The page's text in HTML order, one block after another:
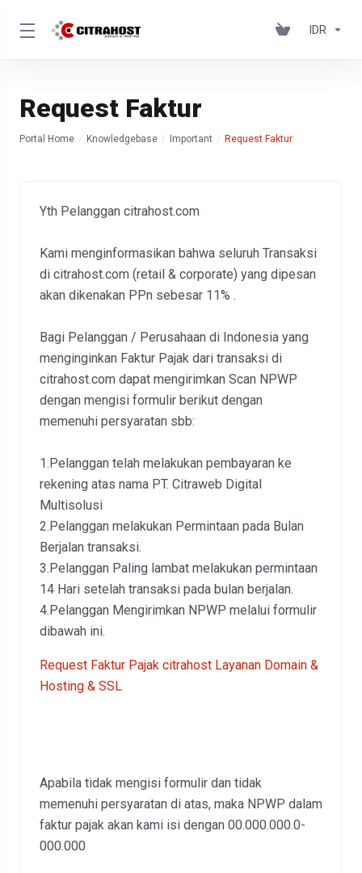
IDR
Request Faktur
Portal Home Knowledgebase Important Request Faktur
Yth Pelanggan citrahost.com
Kami menginformasikan bahwa seluruh Transaksi
di citrahost.com (retail & corporate) yang dipesan
akan dikenakan PPn sebesar 11% .
Bagi Pelanggan / Perusahaan di Indonesia yang
menginginkan Faktur Pajak dari transaksi di
citrahost.com dapat mengirimkan Scan NPWP
dengan mengisi formulir berikut dengan
memenuhi persyaratan sbb:
1.Pelanggan telah melakukan pembayaran ke
rekening atas nama PT. Citraweb Digital
Multisolusi
2.Pelanggan melakukan Permintaan pada Bulan
Berjalan transaksi.
3.Pelanggan Paling lambat melakukan permintaan
14 Hari setelah transaksi pada bulan berjalan.
4.Pelanggan Mengirimkan NPWP melalui formulir
dibawah ini.
Request Faktur Pajak citrahost Layanan Domain &
Hosting & SSL
Apabila tidak mengisi formulir dan tidak
memenuhi persyaratan di atas, maka NPWP dalam
faktur pajak akan kami isi dengan 00.000.000.0-
000.000